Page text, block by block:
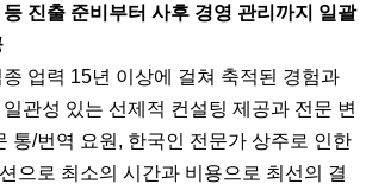
진출 준비부터 사후 경영 관리까지 일괄
업력 15년 이상에 걸쳐 축적된 경험과
관성 있는 선제적 컨설팅 제공과 전문 변
통/번역 요원, 한국인 전문가 상주로 인한
으로 최소의 시간과 비용으로 최선의 결